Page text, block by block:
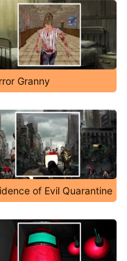
Granny
of Evil Quarantine